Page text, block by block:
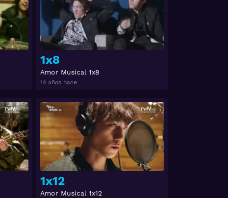
1x8
Amor Musical 1x8
14 años hace
Ver
1x12
Amor Musical 1x12